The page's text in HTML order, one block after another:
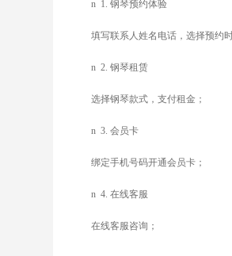
n 1. 钢琴预约体验
填写联系人姓名电话，选择预约时
n 2. 钢琴租赁
选择钢琴款式，支付租金；
n 3. 会员卡
绑定手机号码开通会员卡；
n 4. 在线客服
在线客服咨询；